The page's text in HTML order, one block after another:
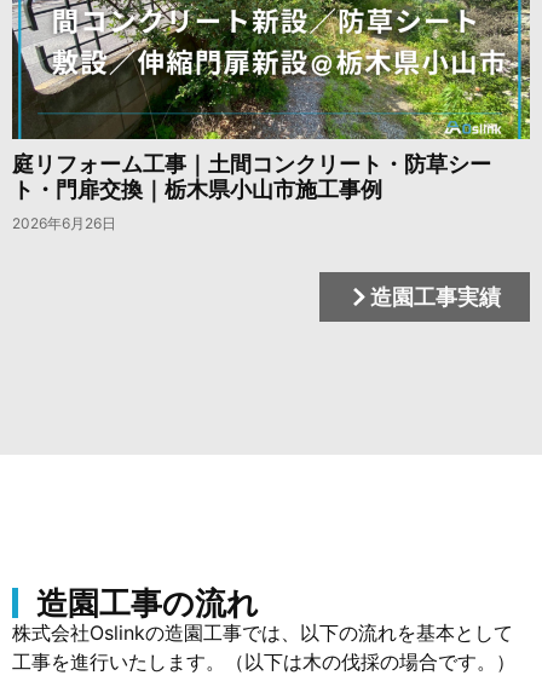
庭リフォーム工事｜土間コンクリート・防草シー
ト・門扉交換｜栃木県小山市施工事例
2026年6月26日
造園工事実績
造園工事の流れ
株式会社Oslinkの造園工事では、以下の流れを基本として
工事を進行いたします。（以下は木の伐採の場合です。）